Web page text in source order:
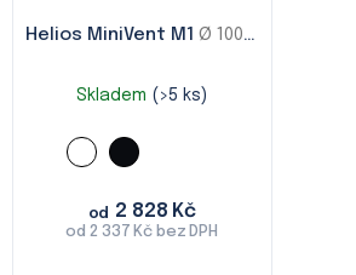
Helios MiniVent M1 Ø 100 / Ø 120 / Ø 150
Skladem (>5 ks)
od 2 337 Kč bez DPH
od 2 828 Kč